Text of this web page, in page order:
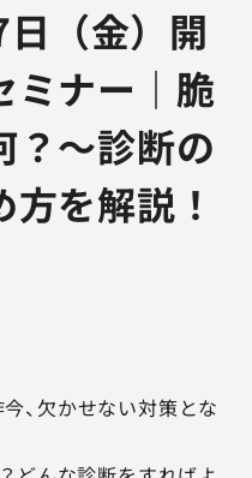
（金）開
ミナー｜脆
？～診断の
を解説！
、欠かせない対策とな